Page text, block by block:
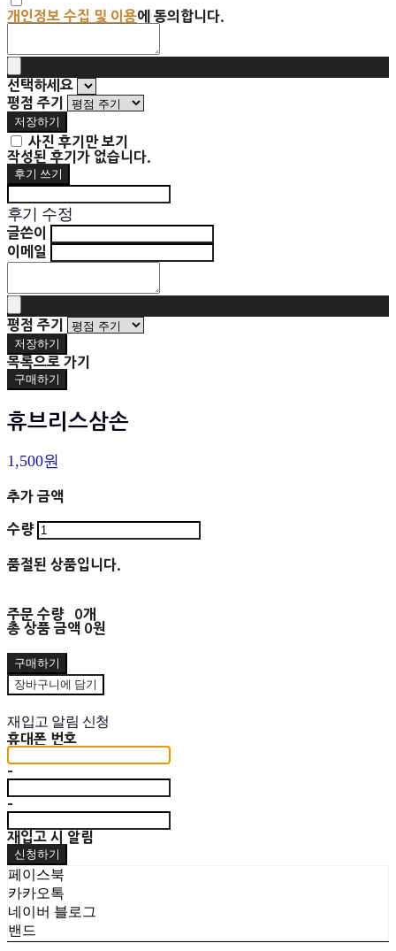
개인정보 수집 및 이용에 동의합니다.
선택하세요
평점 주기
저장하기
사진 후기만 보기
작성된 후기가 없습니다.
후기 쓰기
후기 수정
글쓴이
이메일
평점 주기
저장하기
목록으로 가기
구매하기
휴브리스삼손
1,500원
추가 금액
수량
품절된 상품입니다.
주문 수량
0개
총 상품 금액 0원
구매하기
장바구니에 담기
재입고 알림 신청
휴대폰 번호
-
-
재입고 시 알림
신청하기
페이스북
카카오톡
네이버 블로그
밴드